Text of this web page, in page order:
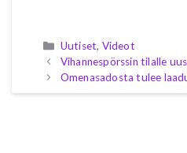
Kategoriat
Uutiset, Videot
Vihannespörssin tilalle
Omenasadosta tulee